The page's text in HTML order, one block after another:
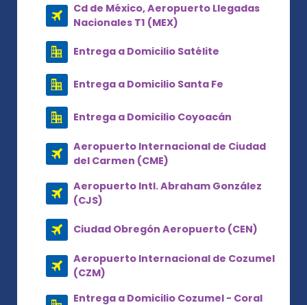
Cd de México, Aeropuerto Llegadas
Nacionales T1 (MEX)
Entrega a Domicilio Satélite
Entrega a Domicilio Santa Fe
Entrega a Domicilio Coyoacán
Aeropuerto Internacional de Ciudad
del Carmen (CME)
Aeropuerto Intl. Abraham González
(CJS)
Ciudad Obregón Aeropuerto (CEN)
Aeropuerto Internacional de Cozumel
(CZM)
Entrega a Domicilio Cozumel - Coral